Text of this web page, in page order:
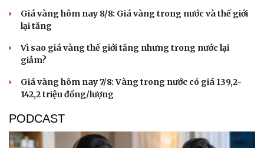
Giá vàng hôm nay 8/8: Giá vàng trong nước và thế giới
lại tăng
Vì sao giá vàng thế giới tăng nhưng trong nước lại
giảm?
Giá vàng hôm nay 7/8: Vàng trong nước có giá 139,2-
142,2 triệu đồng/lượng
PODCAST